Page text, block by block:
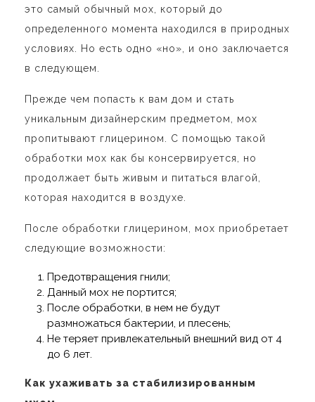
это самый обычный мох, который до
определенного момента находился в природных
условиях. Но есть одно «но», и оно заключается
в следующем.
Прежде чем попасть к вам дом и стать
уникальным дизайнерским предметом, мох
пропитывают глицерином. С помощью такой
обработки мох как бы консервируется, но
продолжает быть живым и питаться влагой,
которая находится в воздухе.
После обработки глицерином, мох приобретает
следующие возможности:
Предотвращения гнили;
Данный мох не портится;
После обработки, в нем не будут
размножаться бактерии, и плесень;
Не теряет привлекательный внешний вид от 4
до 6 лет.
Как ухаживать за стабилизированным